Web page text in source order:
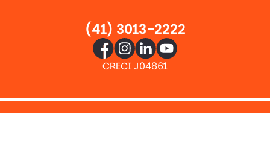
(41) 3013-2222
CRECI J04861